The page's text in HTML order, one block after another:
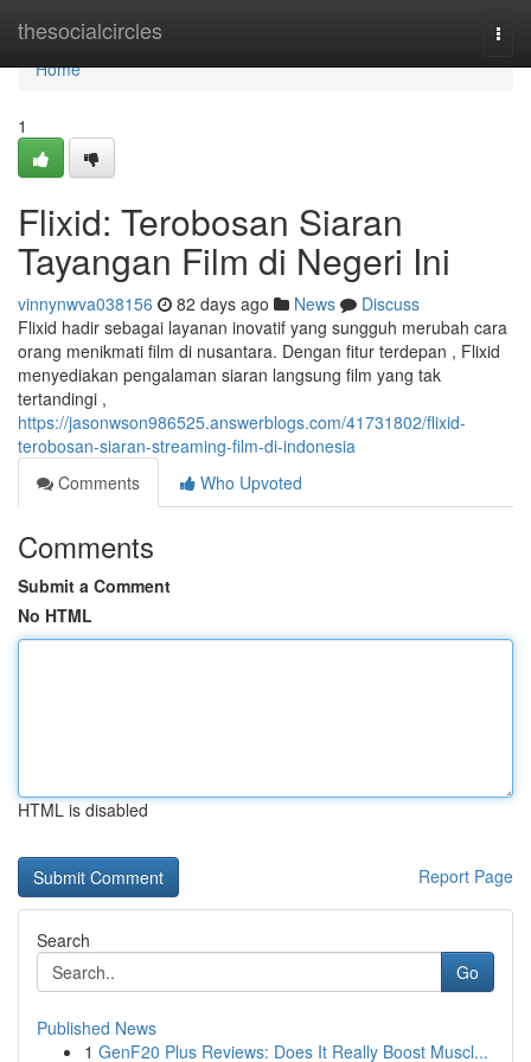
thesocialcircles
Home
Home
1
Flixid: Terobosan Siaran
Tayangan Film di Negeri Ini
vinnynwva038156 82 days ago News
Discuss
Flixid hadir sebagai layanan inovatif yang sungguh merubah cara
orang menikmati film di nusantara. Dengan fitur terdepan , Flixid
menyediakan pengalaman siaran langsung film yang tak
tertandingi ,
https://jasonwson986525.answerblogs.com/41731802/flixid-
terobosan-siaran-streaming-film-di-indonesia
Comments
Who Upvoted
Comments
Submit a Comment
No HTML
HTML is disabled
Report Page
Search
Go
Published News
1 GenF20 Plus Reviews: Does It Really Boost Muscl...